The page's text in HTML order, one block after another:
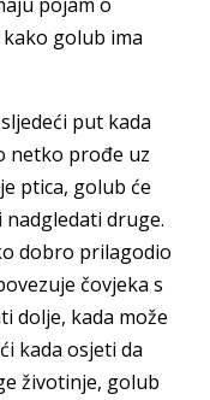
pojam o
golub ima
put kada
netko prođe uz
ptica, golub će
druge.
dobro prilagodio
čovjeka s
dolje, kada može
kada osjeti da
životinje, golub